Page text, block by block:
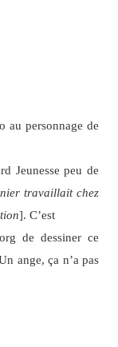
au personnage de
Jeunesse peu de
travaillait chez
]. C’est
de dessiner ce
ange, ça n’a pas